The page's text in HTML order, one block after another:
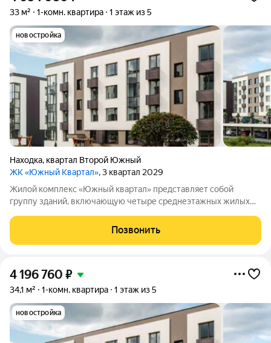
33 м² 1-комн. квартира 1 этаж из 5
новостройка
Находка, квартал Второй Южный
ЖК «Южный Квартал», 3 квартал 2029
Жилой комплекс «Южный квартал» представляет собой
группу зданий, включающую четыре среднеэтажных жилых
территории комплекса обустроены парковочные места,
детские и спортивные площадки. Планировка
Позвонить
4 196 760 ₽
34,1 м² 1-комн. квартира 1 этаж из 5
новостройка